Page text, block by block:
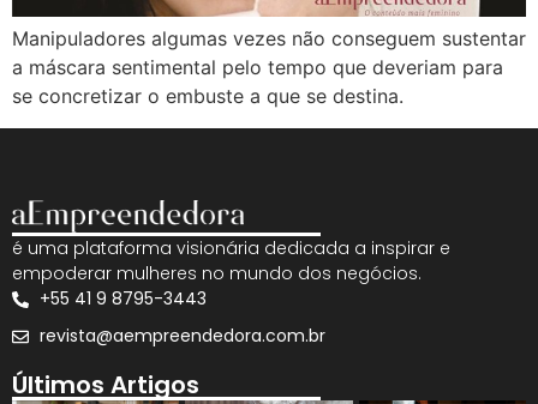
Manipuladores algumas vezes não conseguem sustentar
a máscara sentimental pelo tempo que deveriam para
se concretizar o embuste a que se destina.
é uma plataforma visionária dedicada a inspirar e
empoderar mulheres no mundo dos negócios.
+55 41 9 8795-3443
revista@aempreendedora.com.br
Últimos Artigos